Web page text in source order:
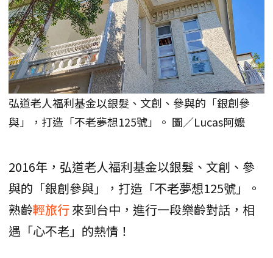
弘道老人福利基金以銀髮、文創、參與的「銀創參
與」，打造「不老夢想125號」。 圖／Lucas阿嬤
2016年，弘道老人福利基金以銀髮、文創、參
與的「銀創參與」，打造「不老夢想125號」。
熟齡輕旅行來到台中，進行一段樂齡對話，相
遇「心不老」的熱情！